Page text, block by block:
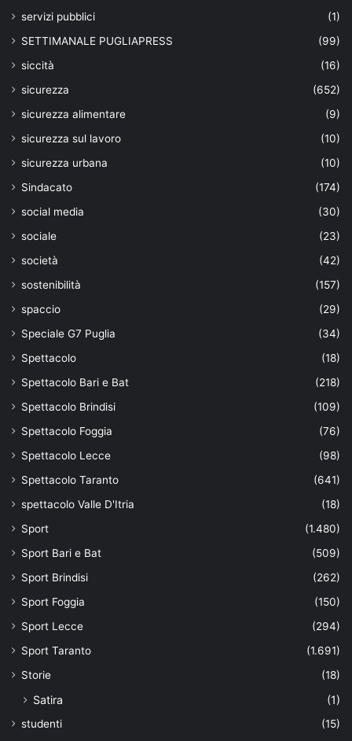
servizi pubblici
(1)
SETTIMANALE PUGLIAPRESS
(99)
siccità
(16)
sicurezza
(652)
sicurezza alimentare
(9)
sicurezza sul lavoro
(10)
sicurezza urbana
(10)
Sindacato
(174)
social media
(30)
sociale
(23)
società
(42)
sostenibilità
(157)
spaccio
(29)
Speciale G7 Puglia
(34)
Spettacolo
(18)
Spettacolo Bari e Bat
(218)
Spettacolo Brindisi
(109)
Spettacolo Foggia
(76)
Spettacolo Lecce
(98)
Spettacolo Taranto
(641)
spettacolo Valle D'Itria
(18)
Sport
(1.480)
Sport Bari e Bat
(509)
Sport Brindisi
(262)
Sport Foggia
(150)
Sport Lecce
(294)
Sport Taranto
(1.691)
Storie
(18)
Satira (1)
studenti
(15)